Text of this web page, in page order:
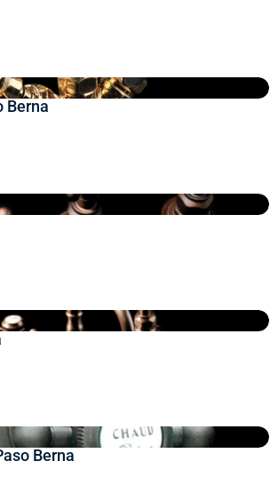
Berna
Berna